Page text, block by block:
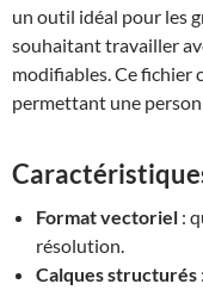
un outil idéal pour les
souhaitant travailler
modifiables. Ce fichier
permettant une
Format vectoriel :
résolution.
Calques structurés